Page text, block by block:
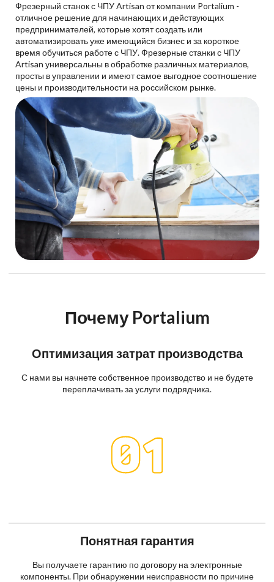
Фрезерный станок с ЧПУ Artisan от компании Portalium -
отличное решение для начинающих и действующих
предпринимателей, которые хотят создать или
автоматизировать уже имеющийся бизнес и за короткое
время обучиться работе с ЧПУ. Фрезерные станки с ЧПУ
Artisan универсальны в обработке различных материалов,
просты в управлении и имеют самое выгодное соотношение
цены и производительности на российском рынке.
Почему Portalium
Оптимизация затрат производства
С нами вы начнете собственное производство и не будете
переплачивать за услуги подрядчика.
Понятная гарантия
Вы получаете гарантию по договору на электронные
компоненты. При обнаружении неисправности по причине